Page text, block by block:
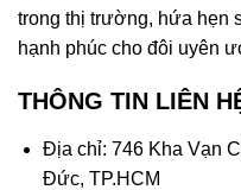
trong thị trường, hứa hẹn
hạnh phúc cho đôi uyên
THÔNG TIN LIÊN
Địa chỉ: 746 Kha Vạn
Đức, TP.HCM